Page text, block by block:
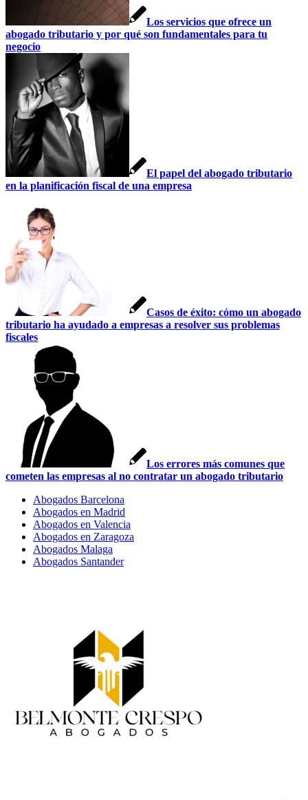
Los servicios que ofrece un
abogado tributario y por qué son fundamentales para tu
negocio
El papel del abogado tributario
en la planificación fiscal de una empresa
Casos de éxito: cómo un abogado
tributario ha ayudado a empresas a resolver sus problemas
fiscales
Los errores más comunes que
cometen las empresas al no contratar un abogado tributario
Abogados Barcelona
Abogados en Madrid
Abogados en Valencia
Abogados en Zaragoza
Abogados Malaga
Abogados Santander